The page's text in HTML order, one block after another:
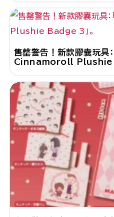
售罄警告！新款膠囊玩具
Cinnamoroll Plushie